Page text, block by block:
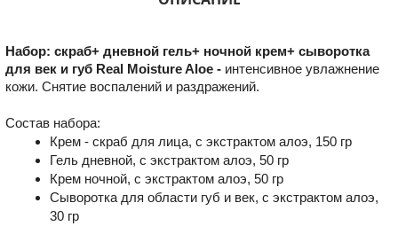
Набор: скраб+ дневной гель+ ночной крем+ сыворотка
для век и губ Real Moisture Aloe - интенсивное увлажнение
кожи. Снятие воспалений и раздражений.
Состав набора:
Крем - скраб для лица, с экстрактом алоэ, 150 гр
Гель дневной, с экстрактом алоэ, 50 гр
Крем ночной, с экстрактом алоэ, 50 гр
Сыворотка для области губ и век, с экстрактом алоэ,
30 гр